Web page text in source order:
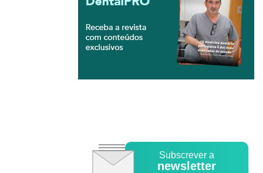
Subscrever a
newsletter